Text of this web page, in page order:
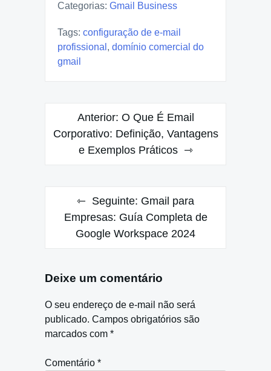
Categorias: Gmail Business
Tags: configuração de e-mail
profissional , domínio comercial do
gmail
Navegação
de
Anterior: O Que É Email
Corporativo: Definição, Vantagens
e Exemplos Práticos
Seguinte: Gmail para
Empresas: Guía Completa de
Google Workspace 2024
Deixe um comentário
O seu endereço de e-mail não será
publicado. Campos obrigatórios são
marcados com *
Comentário *